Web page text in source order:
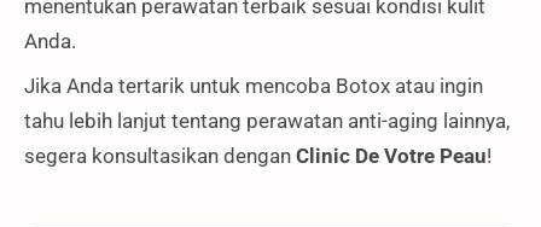
menentukan perawatan terbaik sesuai kondisi kulit
Anda.
Jika Anda tertarik untuk mencoba Botox atau ingin
tahu lebih lanjut tentang perawatan anti-aging lainnya,
segera konsultasikan dengan Clinic De Votre Peau!